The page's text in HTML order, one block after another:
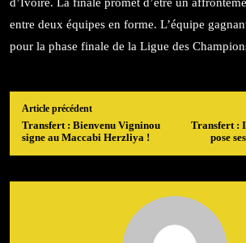
entre deux équipes en forme. L’équipe
pour la phase finale de la Ligue des
Article précédent
Transfert : Bienvenu Vigninou
signe au Maccabi Herzliya !
Transfert :
pose